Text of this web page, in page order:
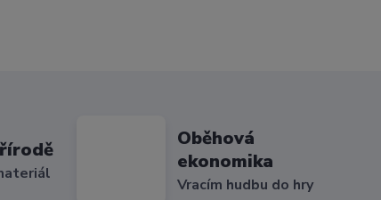
Oběhová
ekonomika
Vracím hudbu do hry